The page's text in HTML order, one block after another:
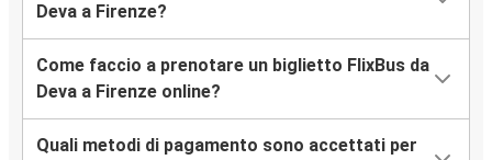
Deva a Firenze?
Come faccio a prenotare un biglietto FlixBus da
Deva a Firenze online?
Quali metodi di pagamento sono accettati per